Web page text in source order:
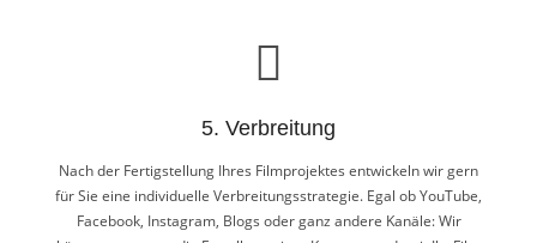
Ihren Film an. Wir sichten und sortieren die gedrehten Szenen,
schneiden daraus den eigentlichen Film zusammen, machen
Hintergrundmusik.
5. Verbreitung
Nach der Fertigstellung Ihres Filmprojektes entwickeln wir gern
für Sie eine individuelle Verbreitungsstrategie. Egal ob YouTube,
Facebook, Instagram, Blogs oder ganz andere Kanäle: Wir